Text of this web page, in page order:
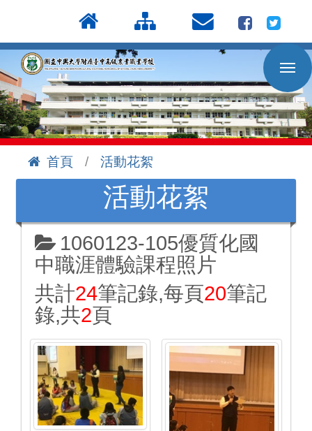
到
主
要
內
容
區
首頁
活動花絮
活動花絮
1060123-105優質化國
中職涯體驗課程照片
共計24筆記錄,每頁20筆記
錄,共2頁